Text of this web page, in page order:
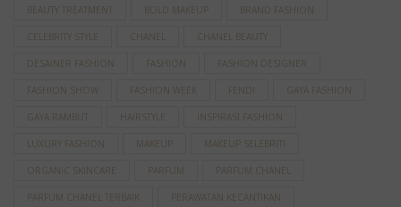
BEAUTY TREATMENT BOLD MAKEUP BRAND FASHION
CELEBRITY STYLE CHANEL CHANEL BEAUTY
DESAINER FASHION FASHION FASHION DESIGNER
FASHION SHOW FASHION WEEK FENDI GAYA FASHION
GAYA RAMBUT HAIRSTYLE INSPIRASI FASHION
LUXURY FASHION MAKEUP MAKEUP SELEBRITI
ORGANIC SKINCARE PARFUM PARFUM CHANEL
PARFUM CHANEL TERBAIK PERAWATAN KECANTIKAN